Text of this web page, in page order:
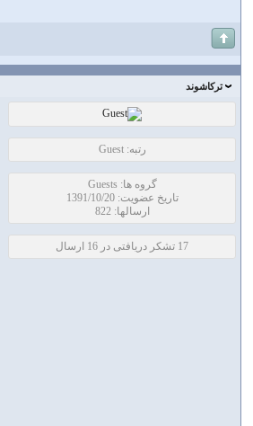
تركاشوند
رتبه: Guest
گروه ها: Guests
تاریخ عضویت: 1391/10/20
ارسالها: 822
17 تشکر دریافتی در 16 ارسال